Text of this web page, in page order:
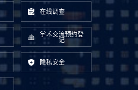
在线调查
学术交流预约登
记
隐私安全